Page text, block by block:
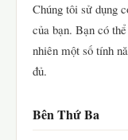
Chúng tôi sử dụng
của bạn. Bạn có
nhiên một số tính
đủ.
Bên Thứ Ba